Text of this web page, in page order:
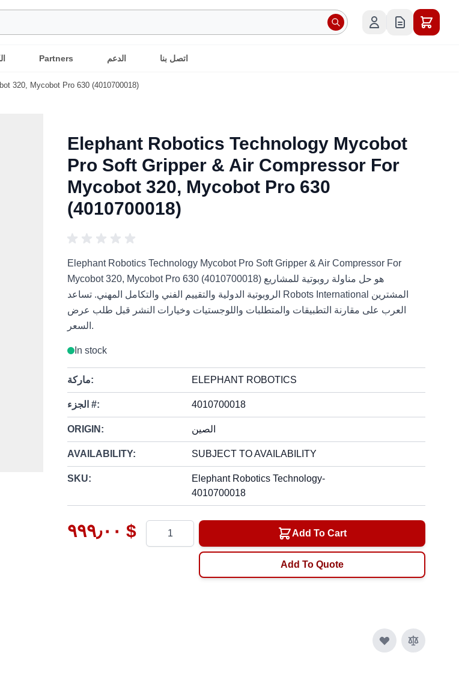
Partners الدعم اتصل بنا
320, Mycobot Pro 630 (4010700018)
Elephant Robotics Technology Mycobot
Pro Soft Gripper & Air Compressor For
Mycobot 320, Mycobot Pro 630
(4010700018)
Elephant Robotics Technology Mycobot Pro Soft Gripper & Air Compressor For
Mycobot 320, Mycobot Pro 630 (4010700018) هو حل مناولة روبوتية للمشاريع
الروبوتية الدولية والتقييم الفني والتكامل المهني. تساعد Robots International المشترين
العرب على مقارنة التطبيقات والمتطلبات واللوجستيات وخيارات النشر قبل طلب عرض
السعر.
In stock
ماركة: ELEPHANT ROBOTICS
الجزء #: 4010700018
ORIGIN: الصين
AVAILABILITY: SUBJECT TO AVAILABILITY
SKU:
Elephant Robotics Technology-
4010700018
٩٩٩٫٠٠ $ Add To Cart
Add To Quote